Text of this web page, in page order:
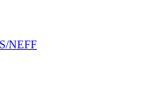
NEFF